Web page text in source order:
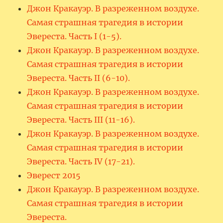
Джон Кракауэр. В разреженном воздухе.
Самая страшная трагедия в истории
Эвереста. Часть I (1-5).
Джон Кракауэр. В разреженном воздухе.
Самая страшная трагедия в истории
Эвереста. Часть II (6-10).
Джон Кракауэр. В разреженном воздухе.
Самая страшная трагедия в истории
Эвереста. Часть III (11-16).
Джон Кракауэр. В разреженном воздухе.
Самая страшная трагедия в истории
Эвереста. Часть IV (17-21).
Эверест 2015
Джон Кракауэр. В разреженном воздухе.
Самая страшная трагедия в истории
Эвереста.